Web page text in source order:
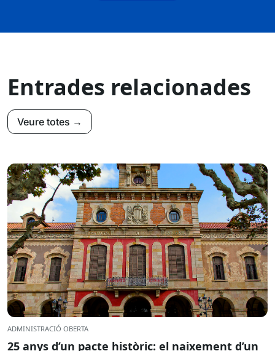
Entrades relacionades
Veure totes →
ADMINISTRACIÓ OBERTA
25 anys d’un pacte històric: el naixement d’un